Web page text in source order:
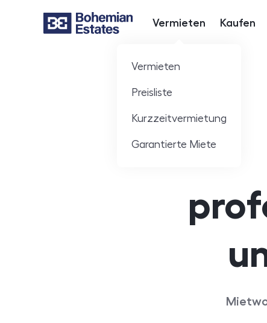
Vermieten
Vermieten
Preisliste
Kurzzeitvermietung
Garantierte Miete
Kaufen